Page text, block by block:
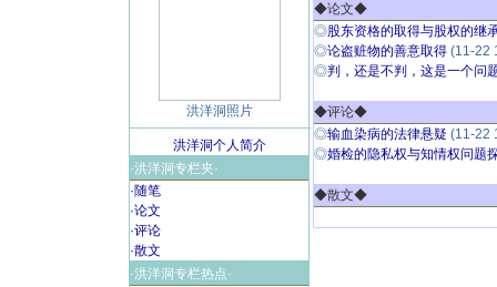
洪洋洞照片
洪洋洞个人简介
·洪洋洞专栏夹·
·随笔
·论文
·评论
·散文
·洪洋洞专栏热点·
◆论文◆
◎股东资格的取得与股权的继
◎论盗赃物的善意取得 (11-22
◎判，还是不判，这是一个问
◆评论◆
◎输血染病的法律悬疑 (11-22
◎婚检的隐私权与知情权问题
◆散文◆